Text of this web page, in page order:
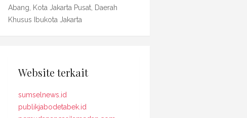
Abang, Kota Jakarta Pusat, Daerah
Khusus Ibukota Jakarta
Website terkait
sumselnews.id
publikjabodetabek.id